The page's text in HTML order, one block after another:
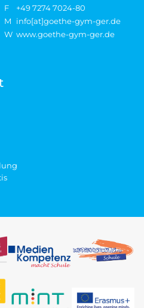
F
+49 7274 7024-80
M
info[at]goethe-gym-ger.de
W www.goethe-gym-ger.de